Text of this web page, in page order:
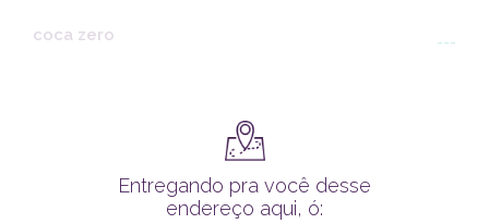
coca zero ---
Entregando pra você desse
endereço aqui, ó: